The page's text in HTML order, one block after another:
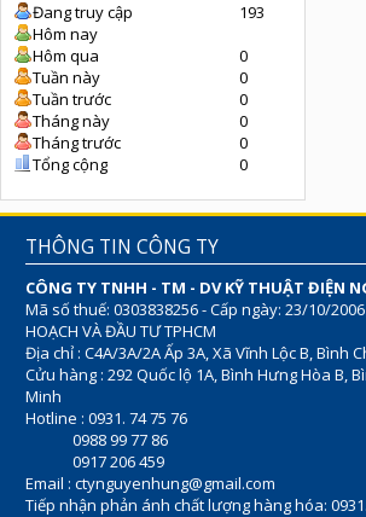
Đang truy cập
193
Hôm nay
Hôm qua
0
Tuần này
0
Tuần trước
0
Tháng này
0
Tháng trước
0
Tổng cộng
0
THÔNG TIN CÔNG TY
CÔNG TY TNHH - TM - DV KỸ THUẬT ĐIỆN
Mã số thuế: 0303838256 - Cấp ngày: 23/10/
HOẠCH VÀ ĐẦU TƯ TPHCM
Địa chỉ : C4A/3A/2A Ấp 3A, Xã Vĩnh Lộc B, Bình
Cửu hàng : 292 Quốc lộ 1A, Bình Hưng Hòa B,
Minh
Hotline : 0931. 74 75 76
0988 99 77 86
0917 206 459
Email : ctynguyenhung@gmail.com
Tiếp nhận phản ánh chất lượng hàng hóa: